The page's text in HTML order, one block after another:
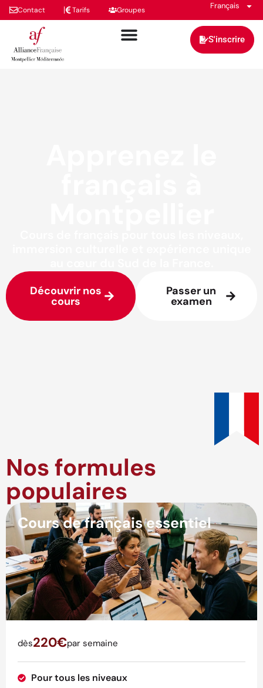
Contact Tarifs Groupes Français
S'inscrire
Découvrir nos
cours
Passer un
examen
Nos formules
populaires
Cours de français essentiel
dès220€par semaine
Pour tous les niveaux